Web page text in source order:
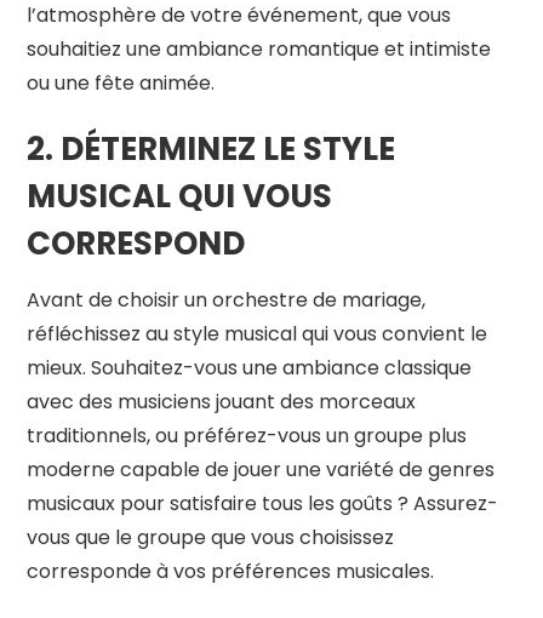
l’atmosphère de votre événement, que vous
souhaitiez une ambiance romantique et intimiste
ou une fête animée.
2. DÉTERMINEZ LE STYLE
MUSICAL QUI VOUS
CORRESPOND
Avant de choisir un orchestre de mariage,
réfléchissez au style musical qui vous convient le
mieux. Souhaitez-vous une ambiance classique
avec des musiciens jouant des morceaux
traditionnels, ou préférez-vous un groupe plus
moderne capable de jouer une variété de genres
musicaux pour satisfaire tous les goûts ? Assurez-
vous que le groupe que vous choisissez
corresponde à vos préférences musicales.